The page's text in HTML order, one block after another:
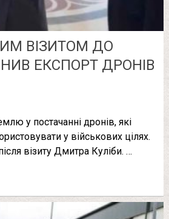
ВІЗИТОМ ДО
ЕКСПОРТ ДРОНІВ
у постачанні дронів, які
у військових цілях.
візиту Дмитра Куліби. …